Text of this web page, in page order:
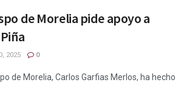
de Morelia pide apoyo a
2025 0
de Morelia, Carlos Garfias Merlos, ha hecho